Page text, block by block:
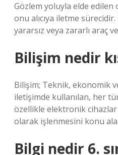
Gözlem yoluyla elde
onu alıcıya iletme
yararsız veya zararlı araç
Bilişim nedir
Bilişim; Teknik, ekonomik
iletişimde kullanılan, her
özellikle elektronik cihazlar
olarak işlenmesini konu
Bilgi nedir 6.